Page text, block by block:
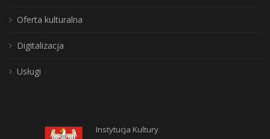
Oferta kulturalna
Digitalizacja
Usługi
Instytucja Kultury